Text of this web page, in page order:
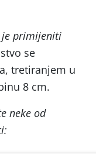
je primijeniti
se
tretiranjem u
8 cm.
neke od